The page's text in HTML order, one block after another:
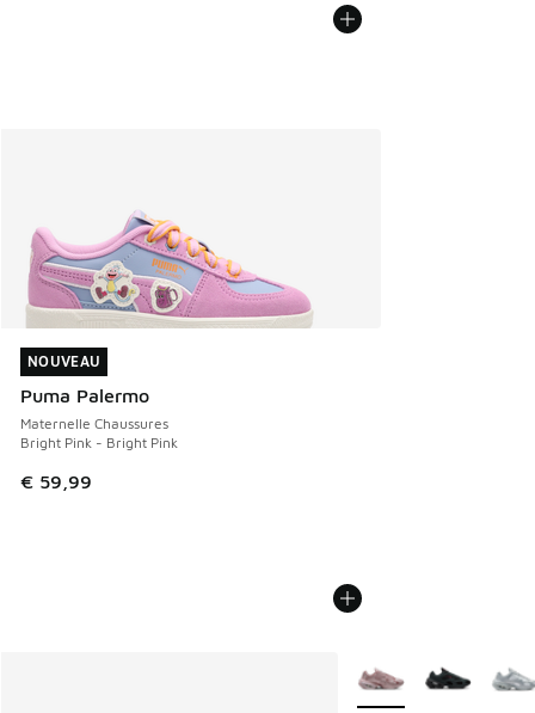
NOUVEAU
Puma Palermo
Maternelle Chaussures
Bright Pink - Bright Pink
€ 59,99
NOUVEAU
Plus de couleurs